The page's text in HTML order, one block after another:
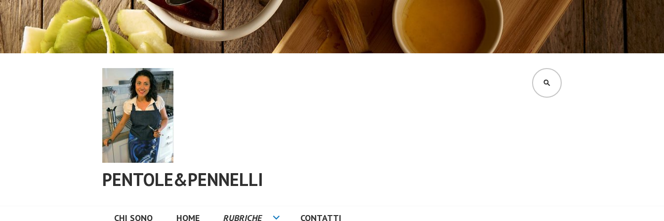
Vai
al
contenuto
PENTOLE&PENNELLI
CERCA
CHI SONO HOME RUBRICHE CONTATTI